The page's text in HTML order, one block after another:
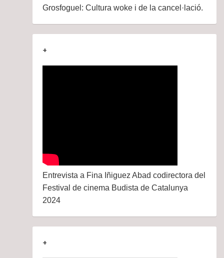
Grosfoguel: Cultura woke i de la cancel·lació.
+
Entrevista a Fina Iñiguez Abad codirectora del
Festival de cinema Budista de Catalunya
2024
+